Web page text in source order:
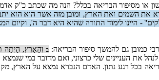
או מסיפור הבריאה בכלל? הנה מה שכתב כ''ק
את השמים ואת הארץ, ומובן מזה אשר הוא הוא
- היינו לימוד התורה שהיא היא דבר ה',
כמובן גם להמשך סיפור הבריאה: בוְהָאָרֶץ, הָיְתָה
את העניינים שלי כרצוני, ואם מדובר במי
בכל רגע נתון. האדם הנברא נמצא על הארץ,